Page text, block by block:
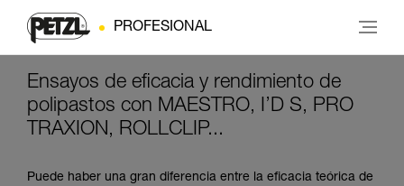
PROFESIONAL
Ensayos de eficacia y rendimiento de
polipastos con MAESTRO, I’D S, PRO
TRAXION, ROLLCLIP...
Puede haber una gran diferencia entre la eficacia teórica de